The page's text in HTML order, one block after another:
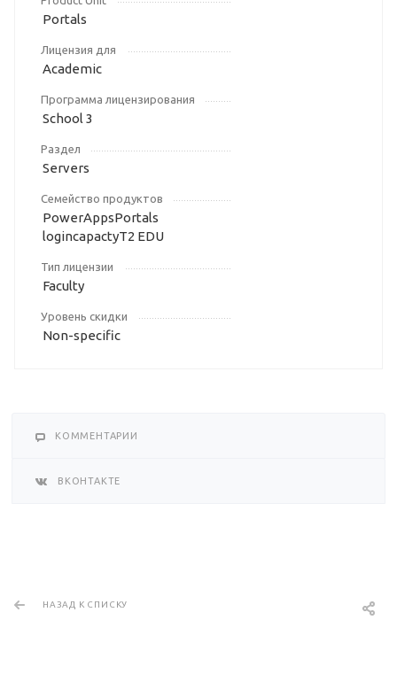
Portals
Лицензия для
Academic
Программа лицензирования
School 3
Раздел
Servers
Семейство продуктов
PowerAppsPortals
logincapactyT2 EDU
Тип лицензии
Faculty
Уровень скидки
Non-specific
КОММЕНТАРИИ
ВКОНТАКТЕ
НАЗАД К СПИСКУ